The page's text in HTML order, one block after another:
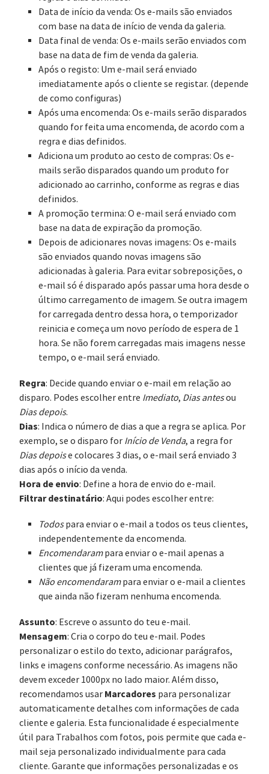
Data de início da venda: Os e-mails são enviados
com base na data de início de venda da galeria.
Data final de venda: Os e-mails serão enviados com
base na data de fim de venda da galeria.
Após o registo: Um e-mail será enviado
imediatamente após o cliente se registar. (depende
de como configuras)
Após uma encomenda: Os e-mails serão disparados
quando for feita uma encomenda, de acordo com a
regra e dias definidos.
Adiciona um produto ao cesto de compras: Os e-
mails serão disparados quando um produto for
adicionado ao carrinho, conforme as regras e dias
definidos.
A promoção termina: O e-mail será enviado com
base na data de expiração da promoção.
Depois de adicionares novas imagens: Os e-mails
são enviados quando novas imagens são
adicionadas à galeria. Para evitar sobreposições, o
e-mail só é disparado após passar uma hora desde o
último carregamento de imagem. Se outra imagem
for carregada dentro dessa hora, o temporizador
reinicia e começa um novo período de espera de 1
hora. Se não forem carregadas mais imagens nesse
tempo, o e-mail será enviado.
Regra: Decide quando enviar o e-mail em relação ao
disparo. Podes escolher entre Imediato, Dias antesou
Dias depois.
Dias: Indica o número de dias a que a regra se aplica. Por
exemplo, se o disparo for Início de Venda, a regra for
Dias depoise colocares 3 dias, o e-mail será enviado 3
dias após o início da venda.
Hora de envio: Define a hora de envio do e-mail.
Filtrar destinatário: Aqui podes escolher entre:
Todospara enviar o e-mail a todos os teus clientes,
independentemente da encomenda.
Encomendarampara enviar o e-mail apenas a
clientes que já fizeram uma encomenda.
Não encomendarampara enviar o e-mail a clientes
que ainda não fizeram nenhuma encomenda.
Assunto: Escreve o assunto do teu e-mail.
Mensagem: Cria o corpo do teu e-mail. Podes
personalizar o estilo do texto, adicionar parágrafos,
links e imagens conforme necessário. As imagens não
devem exceder 1000px no lado maior. Além disso,
recomendamos usar Marcadores para personalizar
automaticamente detalhes com informações de cada
cliente e galeria. Esta funcionalidade é especialmente
útil para Trabalhos com fotos, pois permite que cada e-
mail seja personalizado individualmente para cada
cliente. Garante que informações personalizadas e os